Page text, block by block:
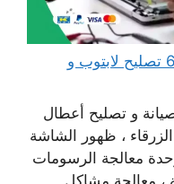
مهندس كمبيوتر الزور 65511033 تصليح لابتوب و
و تصليح أعطال
، ظهور الشاشة
معالجة الرسومات